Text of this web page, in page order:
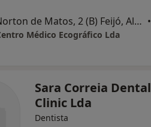
Praceta Norton de Matos, 2 (B) Feijó, Almada •
Médico Ecográfico Lda
Sara Correia Dental
Clinic Lda
Dentista